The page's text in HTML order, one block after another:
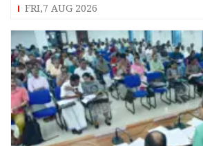
FRI,7 AUG 2026